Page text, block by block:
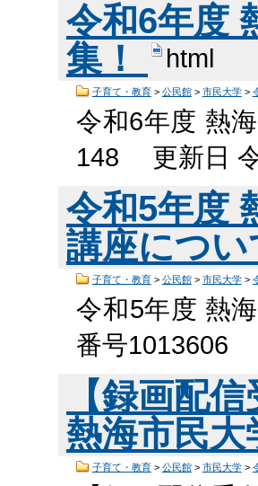
令和6年度
集！
html
子育て・教育> 公民館> 市民大学>
令和6年度 熱
148 更新日
令和5年度
講座につ
子育て・教育> 公民館> 市民大学>
令和5年度 熱
番号1013606
【録画配
熱海市民
子育て・教育> 公民館> 市民大学>